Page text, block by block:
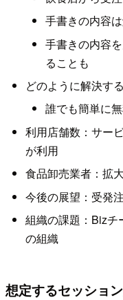
手書きの内容
手書きの内容
ることも
どのように解決す
誰でも簡単に
利用店舗数：サー
が利用
食品卸売業者：拡
今後の展望：受発
組織の課題：Bizチ
の組織
想定するセッショ